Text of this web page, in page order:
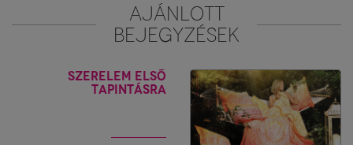
AJÁNLOTT
BEJEGYZÉSEK
Szerelem első
tapintásra